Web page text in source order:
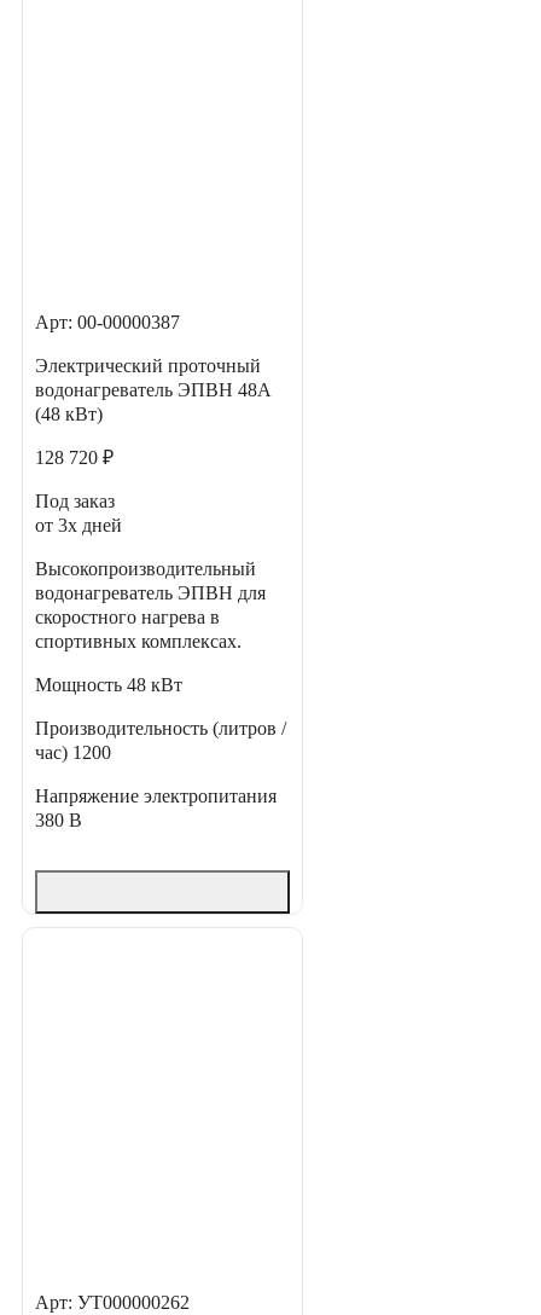
Арт: 00-00000387
Электрический проточный
водонагреватель ЭПВН 48А
(48 кВт)
128 720 ₽
Под заказ
от 3х дней
Высокопроизводительный
водонагреватель ЭПВН для
скоростного нагрева в
спортивных комплексах.
Мощность 48 кВт
Производительность (литров /
час) 1200
Напряжение электропитания
380 В
Арт: УТ000000262